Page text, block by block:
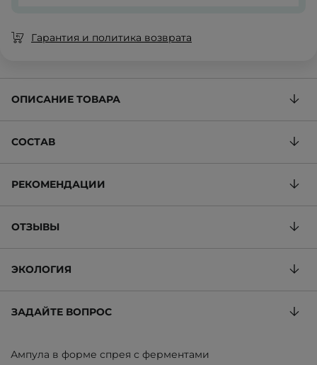
Гарантия и политика возврата
ОПИСАНИЕ ТОВАРА
СОСТАВ
РЕКОМЕНДАЦИИ
ОТЗЫВЫ
ЭКОЛОГИЯ
ЗАДАЙТЕ ВОПРОС
Ампула в форме спрея с ферментами